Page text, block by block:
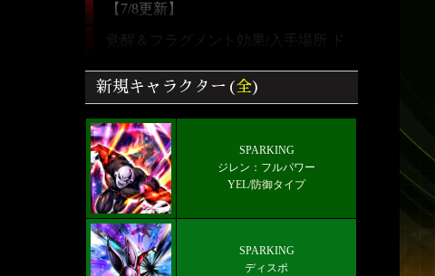
【7/8更新】
覚醒＆フラグメント効果/入手場所 ド
8周年最強キャラランキング【7/9最新
版】
雑談/質問ドラゴンボールレジェンズ
掲示板
好きなキャラから選ぶチーム編成【パ
ーティー】
ソウル一覧効果、ステータス比較 ド
新規キャラクター(全)
SPARKING
ジレン：フルパワー
YEL/防御タイプ
SPARKING
ディスポ